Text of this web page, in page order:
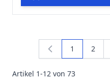
Artikel 1-12 von 73
Sie lesen
1 Seite
2